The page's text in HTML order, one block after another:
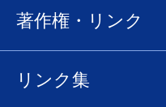
著作権・リンク
リンク集